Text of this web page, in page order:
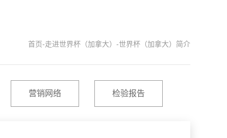
首页-走进世界杯（加拿大） -世界杯（加拿大）简介
营销网络 检验报告